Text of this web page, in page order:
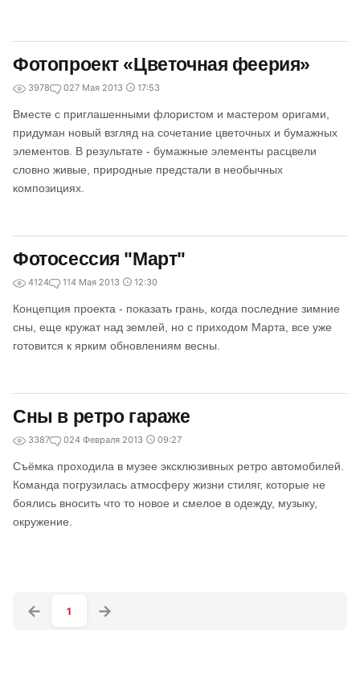
Фотопроект «Цветочная феерия»
3978 027 Мая 2013 17:53
Вместе с приглашенными флористом и мастером оригами,
придуман новый взгляд на сочетание цветочных и бумажных
элементов. В результате - бумажные элементы расцвели
словно живые, природные предстали в необычных
композициях.
Фотосессия "Март"
4124 114 Мая 2013 12:30
Концепция проекта - показать грань, когда последние зимние
сны, еще кружат над землей, но с приходом Марта, все уже
готовится к ярким обновлениям весны.
Сны в ретро гараже
3387 024 Февраля 2013 09:27
Съёмка проходила в музее эксклюзивных ретро автомобилей.
Команда погрузилась атмосферу жизни стиляг, которые не
боялись вносить что то новое и смелое в одежду, музыку,
окружение.
1